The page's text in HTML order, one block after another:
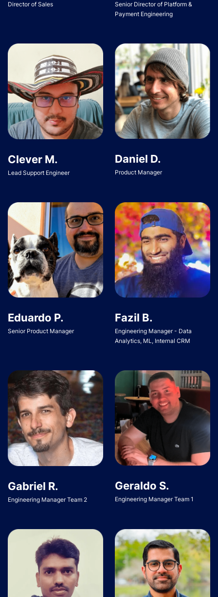
Director of Sales
Senior Director of Platform &
Payment Engineering
Clever M.
Lead Support Engineer
Daniel D.
Product Manager
Eduardo P.
Senior Product Manager
Fazil B.
Engineering Manager - Data
Analytics, ML, Internal CRM
Gabriel R.
Engineering Manager Team 2
Geraldo S.
Engineering Manager Team 1